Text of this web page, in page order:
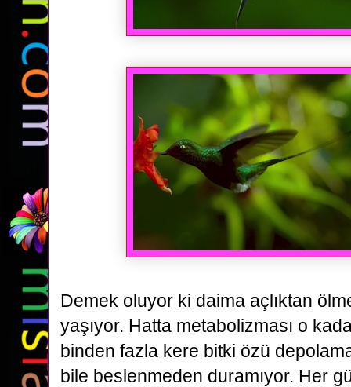
Demek oluyor ki daima açlıktan
yaşıyor. Hatta metabolizması o
binden fazla kere bitki özü
bile beslenmeden duramıyor. Her